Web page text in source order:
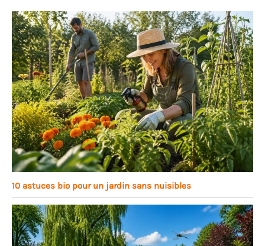
10 astuces bio pour un jardin sans nuisibles